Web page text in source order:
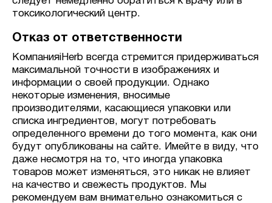
токсикологический центр.
Отказ от ответственности
КомпанияiHerb всегда стремится придерживаться
максимальной точности в изображениях и
информации о своей продукции. Однако
некоторые изменения, вносимые
производителями, касающиеся упаковки или
списка ингредиентов, могут потребовать
определенного времени до того момента, как они
будут опубликованы на сайте. Имейте в виду, что
даже несмотря на то, что иногда упаковка
товаров может изменяться, это никак не влияет
на качество и свежесть продуктов. Мы
рекомендуем вам внимательно ознакомиться с